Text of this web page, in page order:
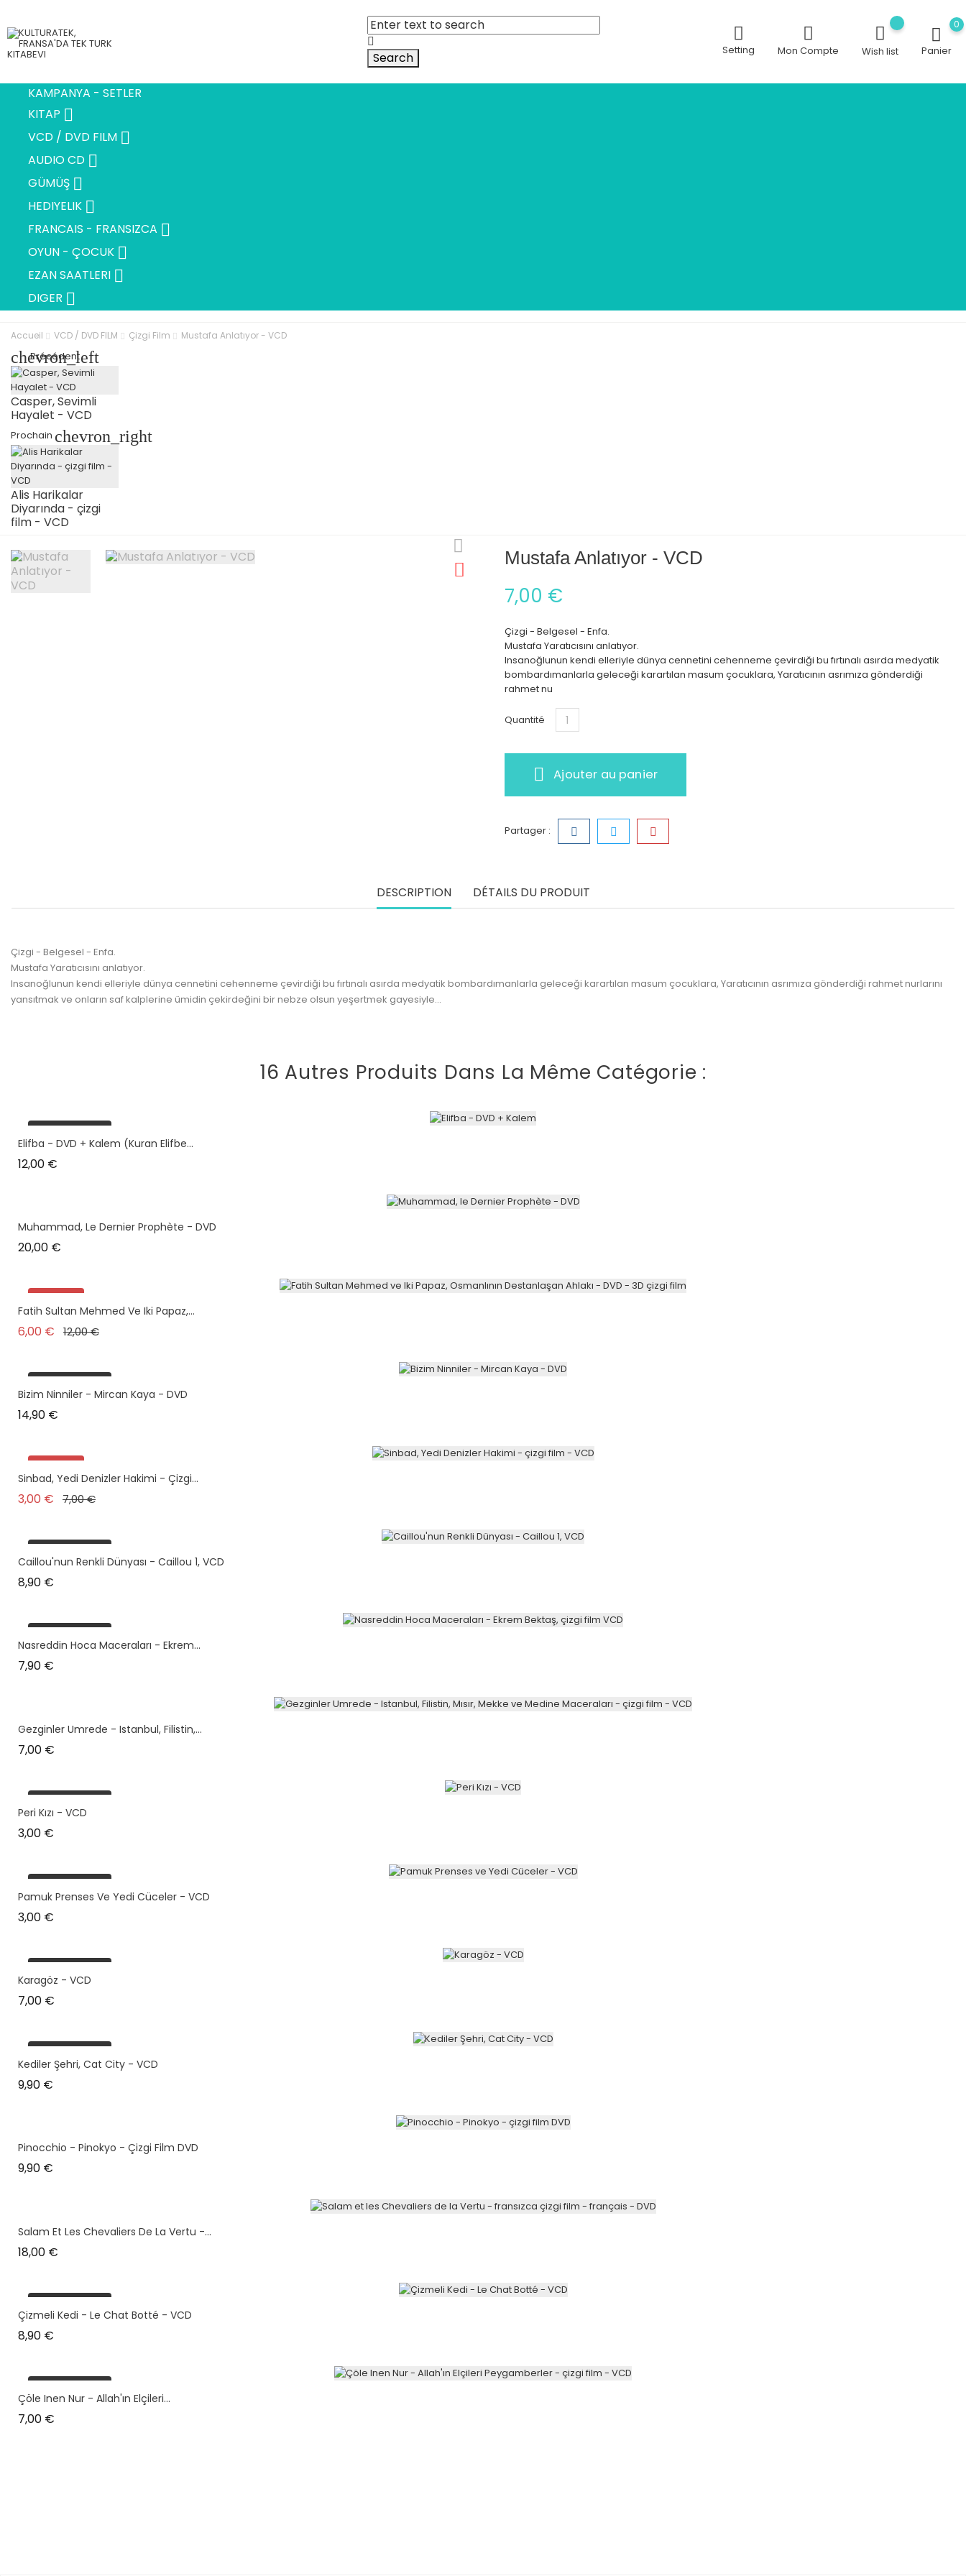
Search Setting Mon Compte Wish list
0
Panier
KAMPANYA - SETLER
KITAP 
VCD / DVD FILM 
AUDIO CD 
GÜMÜŞ 
HEDIYELIK 
FRANCAIS - FRANSIZCA 
OYUN - ÇOCUK 
EZAN SAATLERI 
DIGER 
Accueil VCD / DVD FILM Çizgi Film Mustafa Anlatıyor - VCD
chevron_left
Précédent
Casper, Sevimli
Hayalet - VCD
Prochain chevron_right
Alis Harikalar
Diyarında - çizgi
film - VCD
Mustafa Anlatıyor - VCD
7,00 €
Çizgi - Belgesel - Enfa.
Mustafa Yaratıcısını anlatıyor.
Insanoğlunun kendi elleriyle dünya cennetini cehenneme çevirdiği bu fırtınalı asırda medyatik
bombardımanlarla geleceği karartılan masum çocuklara, Yaratıcının asrımıza gönderdiği
rahmet nu
Quantité
Ajouter au panier
Partager :
DESCRIPTION DÉTAILS DU PRODUIT
Çizgi - Belgesel - Enfa.
Mustafa Yaratıcısını anlatıyor.
Insanoğlunun kendi elleriyle dünya cennetini cehenneme çevirdiği bu fırtınalı asırda medyatik bombardımanlarla geleceği karartılan masum çocuklara, Yaratıcının asrımıza gönderdiği rahmet nurlarını
yansıtmak ve onların saf kalplerine ümidin çekirdeğini bir nebze olsun yeşertmek gayesiyle...
16 Autres Produits Dans La Même Catégorie :
plus en stock
Elifba - DVD + Kalem (Kuran Elifbe...
12,00 €
Muhammad, Le Dernier Prophète - DVD
20,00 €
Promo !
Fatih Sultan Mehmed Ve Iki Papaz,...
6,00 € Prix de base
12,00 €Prix
plus en stock
Bizim Ninniler - Mircan Kaya - DVD
14,90 €
Promo !
Sinbad, Yedi Denizler Hakimi - Çizgi...
3,00 € Prix de base
7,00 €Prix
plus en stock
Caillou'nun Renkli Dünyası - Caillou 1, VCD
8,90 €
Nasreddin Hoca Maceraları - Ekrem...
7,90 €
Gezginler Umrede - Istanbul, Filistin,...
7,00 €
plus en stock
Peri Kızı - VCD
3,00 €
plus en stock
Pamuk Prenses Ve Yedi Cüceler - VCD
3,00 €
plus en stock
Karagöz - VCD
7,00 €
plus en stock
Kediler Şehri, Cat City - VCD
9,90 €
Pinocchio - Pinokyo - Çizgi Film DVD
9,90 €
Salam Et Les Chevaliers De La Vertu -...
18,00 €
plus en stock
Çizmeli Kedi - Le Chat Botté - VCD
8,90 €
plus en stock
Çöle Inen Nur - Allah'ın Elçileri...
7,00 €